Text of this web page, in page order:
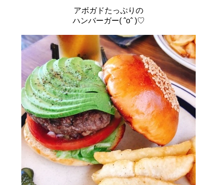
アボガドたっぷりの
ハンバーガー( ˆoˆ )♡